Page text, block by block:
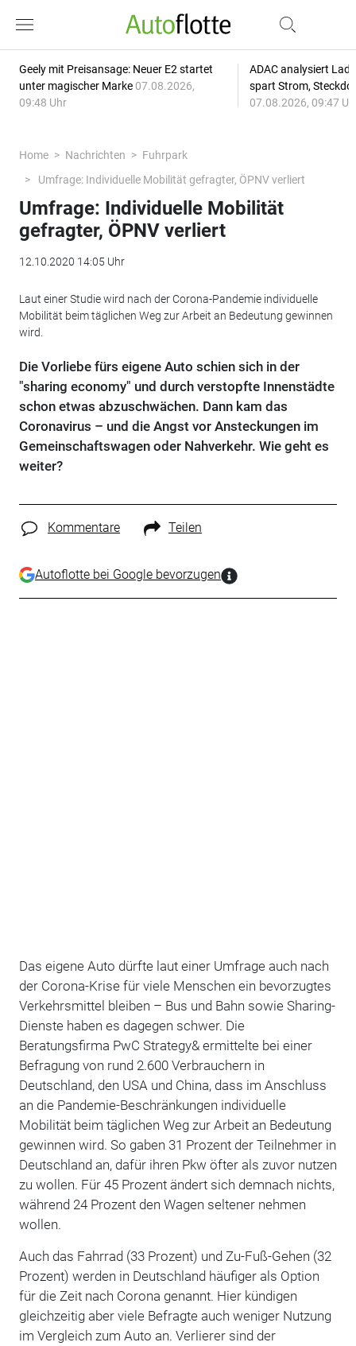
Geely mit Preisansage: Neuer E2 startet
unter magischer Marke 07.08.2026,
09:48 Uhr
ADAC analysiert
spart Strom,
07.08.2026, 09:47
Home Nachrichten
Fuhrpark
Umfrage: Individuelle Mobilität gefragter, ÖPNV verliert
Umfrage: Individuelle Mobilität
gefragter, ÖPNV verliert
12.10.2020 14:05 Uhr
Laut einer Studie wird nach der Corona-Pandemie individuelle
Mobilität beim täglichen Weg zur Arbeit an Bedeutung gewinnen
wird.
Die Vorliebe fürs eigene Auto schien sich in der
"sharing economy" und durch verstopfte Innenstädte
schon etwas abzuschwächen. Dann kam das
Coronavirus – und die Angst vor Ansteckungen im
Gemeinschaftswagen oder Nahverkehr. Wie geht es
weiter?
Kommentare Teilen
Autoflotte bei Google bevorzugen
Das eigene Auto dürfte laut einer Umfrage auch nach
der Corona-Krise für viele Menschen ein bevorzugtes
Verkehrsmittel bleiben – Bus und Bahn sowie Sharing-
Dienste haben es dagegen schwer. Die
Beratungsfirma PwC Strategy& ermittelte bei einer
Befragung von rund 2.600 Verbrauchern in
Deutschland, den USA und China, dass im Anschluss
an die Pandemie-Beschränkungen individuelle
Mobilität beim täglichen Weg zur Arbeit an Bedeutung
gewinnen wird. So gaben 31 Prozent der Teilnehmer in
Deutschland an, dafür ihren Pkw öfter als zuvor nutzen
zu wollen. Für 45 Prozent ändert sich demnach nichts,
während 24 Prozent den Wagen seltener nehmen
wollen.
Auch das Fahrrad (33 Prozent) und Zu-Fuß-Gehen (32
Prozent) werden in Deutschland häufiger als Option
für die Zeit nach Corona genannt. Hier kündigen
gleichzeitig aber viele Befragte auch weniger Nutzung
im Vergleich zum Auto an. Verlierer sind der